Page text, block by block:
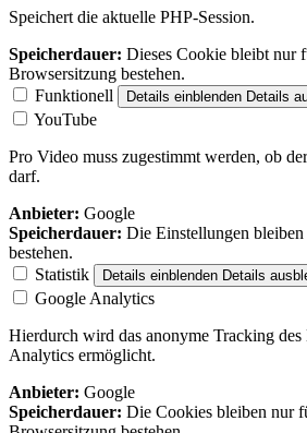
Speichert die aktuelle PHP-Session.
Speicherdauer: Dieses Cookie bleibt nur
Browsersitzung bestehen.
Funktionell
Details einblenden Details
YouTube
Pro Video muss zugestimmt werden, ob
darf.
Anbieter: Google
Speicherdauer: Die Einstellungen
bestehen.
Statistik
Details einblenden Details
Google Analytics
Hierdurch wird das anonyme Tracking
Analytics ermöglicht.
Anbieter: Google
Speicherdauer: Die Cookies bleiben nur